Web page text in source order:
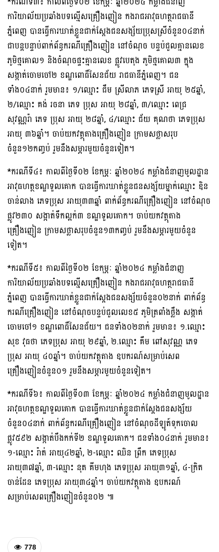
ការិយាល័យប្រឆាំងបទល្មើសគ្រឿងញៀន កងរាជអាវុធហត្ថរាជធានី
ភ្នំពេញ បានធ្វើការឃាត់ខ្លួនជាក់ស្តែងជនសង្ស័យប្រុសស្រីចំនួន០៤នាក់
ជាបន្តបន្ទាប់ពាក់ព័ន្ធករណីគ្រឿងញៀន នៅចំណុច បន្ទប់ជួលគ្មានលេខ
ភូមិថ្មគោល១ និងចំណុចផ្ទះគ្មានលេខ ផ្លូវបេតុង ភូមិថ្មគោល៣ ក្នុង
សង្កាត់ចោមចៅ២ ខណ្ឌពោធិ៍សែនជ័យ រាជធានីភ្នំពេញ។ ជន
ទាំង០៤នាក់ រួមមាន៖ ១/ឈ្មោះ ជឹម ស្រីលាភ ភេទស្រី អាយុ ២៥ឆ្នាំ,
២/ឈ្មោះ គង់ រចនា ភេទ ប្រុស អាយុ ២៨ឆ្នាំ, ៣/ឈ្មោះ ពេជ្រ
សុវណ្ណរ៉ា ភេទ ប្រុស អាយុ ២៨ឆ្នាំ, ៤/ឈ្មោះ ជ័យ គុណថា ភេទប្រុស
អាយុ ៣៦ឆ្នាំ។ ចាប់យកវត្ថុតាងគ្រឿងញៀន ក្រាមសថ្លាសរុប
ចំនួន១២កញ្ចប់ រួមនឹងសម្ភារមួយចំនួនទៀត។
*ករណីទី៤៖ កាលពីថ្ងៃទី០២ ខែកុម្ភៈ ឆ្នាំ២០២៤ កម្លាំងជំនាញមូលដ្ឋាន
អាវុធហត្ថខណ្ឌទួលគោក បានធ្វើការឃាត់ខ្លួនជនសង្ស័យម្នាក់ឈ្មោះ ឌិន
ចាន់លាង ភេទប្រុស អាយុ៣៣ឆ្នាំ ពាក់ព័ន្ធករណីគ្រឿងញៀន នៅចំណុច
ផ្លូវ២៣០ សង្កាត់ទឹកល្អក់៣ ខណ្ឌទួលគោក។ ចាប់យកវត្ថុតាង
គ្រឿងញៀន ក្រាមសថ្លាសរុបចំនួន១៣កញ្ចប់ រួមនឹងសម្ភារមួយចំនួន
ទៀត។
*ករណីទី៥៖ កាលពីថ្ងៃទី០២ ខែកុម្ភៈ ឆ្នាំ២០២៤ កម្លាំងជំនាញ
ការិយាល័យប្រឆាំងបទល្មើសគ្រឿងញៀន កងរាជអាវុធហត្ថរាជធានី
ភ្នំពេញ បានធ្វើការឃាត់ខ្លួនជាក់ស្តែងជនសង្ស័យចំនួន០២នាក់ ពាក់ព័ន្ធ
ករណីគ្រឿងញៀន នៅចំណុចបន្ទប់ជួលលេខ៥ ភូមិត្រពាំងថ្លឹង សង្កាត់
ចោមចៅ១ ខណ្ឌពោធិ៍សែនជ័យ។ ជនទាំង០២នាក់ រួមមាន៖ ១.ឈ្មោះ
សុខ វុធថា ភេទប្រុស អាយុ ២៩ឆ្នាំ, ២.ឈ្មោះ គឹម ពៅសុវណ្ណ ភេទ
ប្រុស អាយុ ៤០ឆ្នាំ។ ចាប់យកវត្ថុតាង ឧបករណ៍សម្រាប់សេព
គ្រឿងញៀនចំនួន០១ រួមនឹងសម្ភារមួយចំនួនទៀត។
*ករណីទី៦៖ កាលពីថ្ងៃទី០៣ ខែកុម្ភៈ ឆ្នាំ២០២៤ កម្លាំងជំនាញមូលដ្ឋាន
អាវុធហត្ថខណ្ឌទួលគោក បានធ្វើការឃាត់ខ្លួនជាក់ស្តែងជនសង្ស័យ
ចំនួន០៤នាក់ ពាក់ព័ន្ធករណីគ្រឿងញៀន នៅចំណុចដីឡូត៍ទុកចោល
ផ្លូវ៥៩២ សង្កាត់បឹងកក់ទី២ ខណ្ឌទួលគោក។ ជនទាំង០៤នាក់ រួមមាន៖
១-ឈ្មោះ រ៉ាត់ អាយុ៤២ឆ្នាំ, ២-ឈ្មោះ ឈិន ព្រឹក ភេទប្រុស
អាយុ៣៧ឆ្នាំ, ៣-ឈ្មោះ នុត គីមហុង ភេទប្រុស អាយុ៣១ឆ្នាំ, ៤-ក្រិត
ចាន់ដែន ភេទប្រុស អាយុ៣៤ឆ្នាំ។ ចាប់យកវត្ថុតាង ឧបករណ៍
សម្រាប់សេពគ្រឿងញៀនចំនួន០២ ៕
778